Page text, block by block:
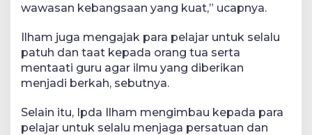
wawasan kebangsaan yang kuat,” ucapnya.
Ilham juga mengajak para pelajar untuk selalu
patuh dan taat kepada orang tua serta
mentaati guru agar ilmu yang diberikan
menjadi berkah, sebutnya.
Selain itu, Ipda Ilham mengimbau kepada para
pelajar untuk selalu menjaga persatuan dan